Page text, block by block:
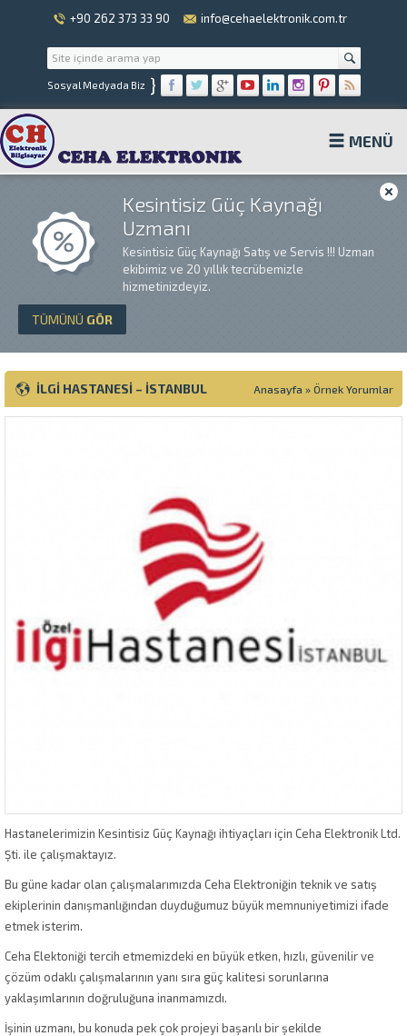
+90 262 373 33 90 info@cehaelektronik.com.tr
Sosyal Medyada Biz }
MENÜ
Kesintisiz Güç Kaynağı
Uzmanı
Kesintisiz Güç Kaynağı Satış ve Servis !!! Uzman
ekibimiz ve 20 yıllık tecrübemizle
hizmetinizdeyiz.
TÜMÜNÜ GÖR
İLGİ HASTANESİ – İSTANBUL Anasayfa » Örnek Yorumlar
Hastanelerimizin Kesintisiz Güç Kaynağı ihtiyaçları için Ceha Elektronik Ltd.
Şti. ile çalışmaktayız.
Bu güne kadar olan çalışmalarımızda Ceha Elektroniğin teknik ve satış
ekiplerinin danışmanlığından duyduğumuz büyük memnuniyetimizi ifade
etmek isterim.
Ceha Elektoniği tercih etmemizdeki en büyük etken, hızlı, güvenilir ve
çözüm odaklı çalışmalarının yanı sıra güç kalitesi sorunlarına
yaklaşımlarının doğruluğuna inanmamızdı.
İşinin uzmanı, bu konuda pek çok projeyi başarılı bir şekilde